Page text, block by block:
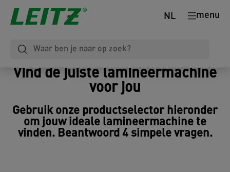
menu
NL
Vind de juiste lamineermachine
voor jou
Gebruik onze productselector hieronder
om jouw ideale lamineermachine te
vinden. Beantwoord 4 simpele vragen.